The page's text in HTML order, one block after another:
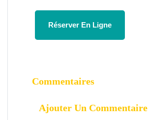
Réserver En Ligne
Commentaires
Ajouter Un Commentaire